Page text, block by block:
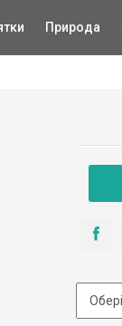
Природа